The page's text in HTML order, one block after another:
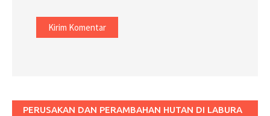
PERUSAKAN DAN PERAMBAHAN HUTAN DI LABURA